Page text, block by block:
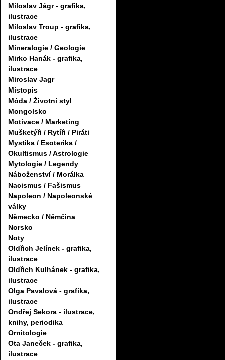
Miloslav Jágr - grafika,
ilustrace
Miloslav Troup - grafika,
ilustrace
Mineralogie / Geologie
Mirko Hanák - grafika,
ilustrace
Miroslav Jagr
Místopis
Móda / Životní styl
Mongolsko
Motivace / Marketing
Mušketýři / Rytíři / Piráti
Mystika / Esoterika /
Okultismus / Astrologie
Mytologie / Legendy
Náboženství / Morálka
Nacismus / Fašismus
Napoleon / Napoleonské
války
Německo / Němčina
Norsko
Noty
Oldřich Jelínek - grafika,
ilustrace
Oldřich Kulhánek - grafika,
ilustrace
Olga Pavalová - grafika,
ilustrace
Ondřej Sekora - ilustrace,
knihy, periodika
Ornitologie
Ota Janeček - grafika,
ilustrace